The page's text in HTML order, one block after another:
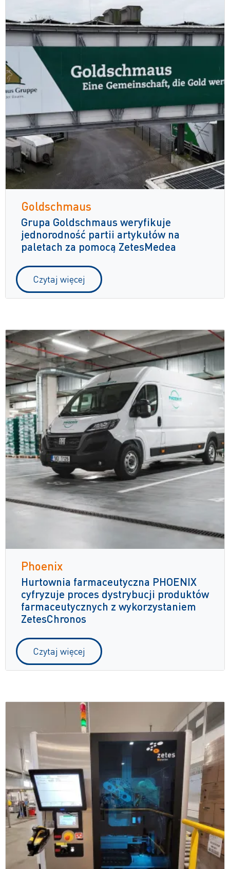
Goldschmaus
Grupa Goldschmaus weryfikuje
jednorodność partii artykułów na
paletach za pomocą ZetesMedea
Czytaj więcej
Phoenix
Hurtownia farmaceutyczna PHOENIX
cyfryzuje proces dystrybucji produktów
farmaceutycznych z wykorzystaniem
ZetesChronos
Czytaj więcej